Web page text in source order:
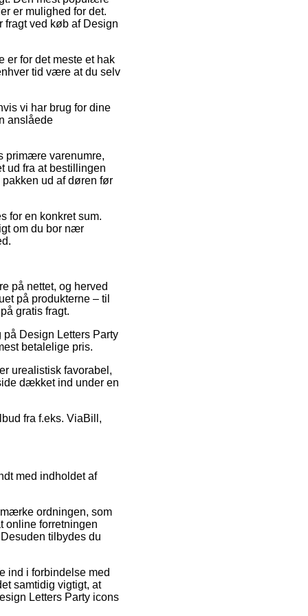
er mulighed for det.
fragt ved køb af Design
er for det meste et hak
tid være at du selv
vi har brug for dine
anslåede
primære varenumre,
ud fra at bestillingen
pakken ud af døren før
for en konkret sum.
om du bor nær
på nettet, og herved
på produkterne – til
gratis fragt.
Design Letters Party
betalelige pris.
urealistisk favorabel,
dækket ind under en
fra f.eks. ViaBill,
med indholdet af
ordningen, som
online forretningen
tilbydes du
ind i forbindelse med
samtidig vigtigt, at
Letters Party icons